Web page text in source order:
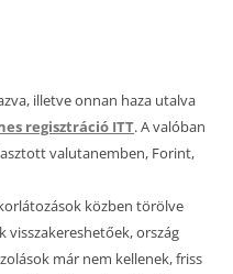
illetve onnan haza utalva
regisztráció ITT. A valóban
valutanemben, Forint,
közben törölve
visszakereshetőek, ország
már nem kellenek, friss